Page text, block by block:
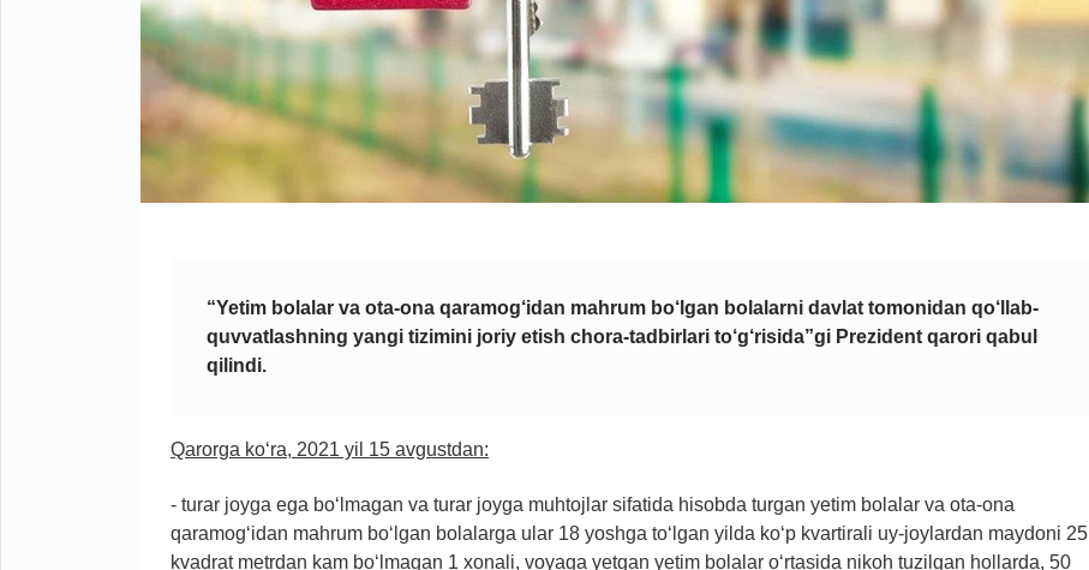
“Yetim bolalar va ota-ona qaramog‘idan mahrum bo‘lgan bolalarni davlat tomonidan qo‘llab-
quvvatlashning yangi tizimini joriy etish chora-tadbirlari to‘g‘risida”gi Prezident qarori qabul
qilindi.
Qarorga ko‘ra, 2021 yil 15 avgustdan:
- turar joyga ega bo‘lmagan va turar joyga muhtojlar sifatida hisobda turgan yetim bolalar va ota-ona
qaramog‘idan mahrum bo‘lgan bolalarga ular 18 yoshga to‘lgan yilda ko‘p kvartirali uy-joylardan maydoni 25
kvadrat metrdan kam bo‘lmagan 1 xonali, voyaga yetgan yetim bolalar o‘rtasida nikoh tuzilgan hollarda, 50